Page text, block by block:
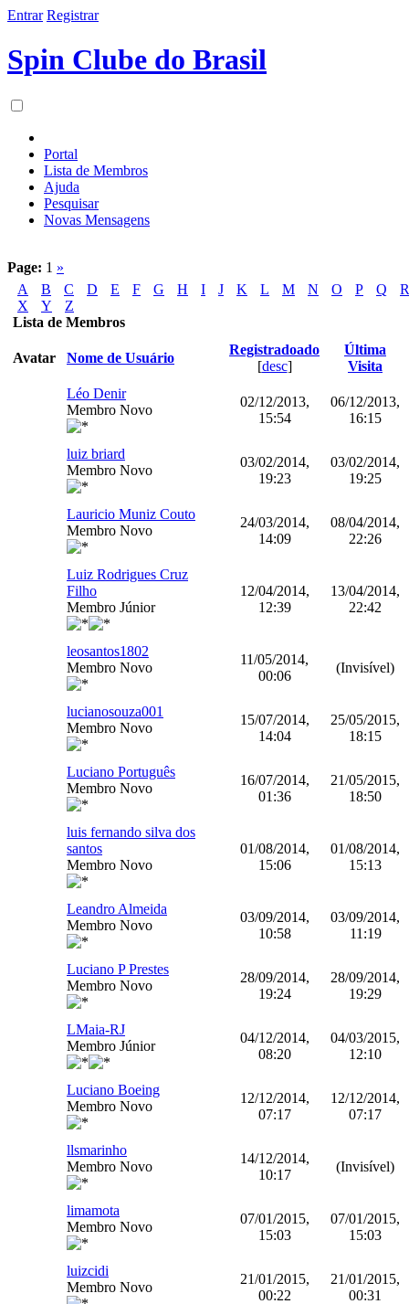
Entrar Registrar
Spin Clube do Brasil
Portal
Lista de Membros
Ajuda
Pesquisar
Novas Mensagens
Page: 1 »
A
B C D E F G H I J K L M N O P Q
R
X
Y
Z
Lista de Membros
Avatar Nome de Usuário
Registradoado
[desc]
Última
Visita
Léo Denir
Membro Novo
02/12/2013,
15:54
06/12/2013,
16:15
luiz briard
Membro Novo
03/02/2014,
19:23
03/02/2014,
19:25
Lauricio Muniz Couto
Membro Novo
24/03/2014,
14:09
08/04/2014,
22:26
Luiz Rodrigues Cruz
Filho
Membro Júnior
12/04/2014,
12:39
13/04/2014,
22:42
leosantos1802
Membro Novo
11/05/2014,
00:06
(Invisível)
lucianosouza001
Membro Novo
15/07/2014,
14:04
25/05/2015,
18:15
Luciano Português
Membro Novo
16/07/2014,
01:36
21/05/2015,
18:50
luis fernando silva dos
santos
Membro Novo
01/08/2014,
15:06
01/08/2014,
15:13
Leandro Almeida
Membro Novo
03/09/2014,
10:58
03/09/2014,
11:19
Luciano P Prestes
Membro Novo
28/09/2014,
19:24
28/09/2014,
19:29
LMaia-RJ
Membro Júnior
04/12/2014,
08:20
04/03/2015,
12:10
Luciano Boeing
Membro Novo
12/12/2014,
07:17
12/12/2014,
07:17
llsmarinho
Membro Novo
14/12/2014,
10:17
(Invisível)
limamota
Membro Novo
07/01/2015,
15:03
07/01/2015,
15:03
luizcidi
Membro Novo
21/01/2015,
00:22
21/01/2015,
00:31